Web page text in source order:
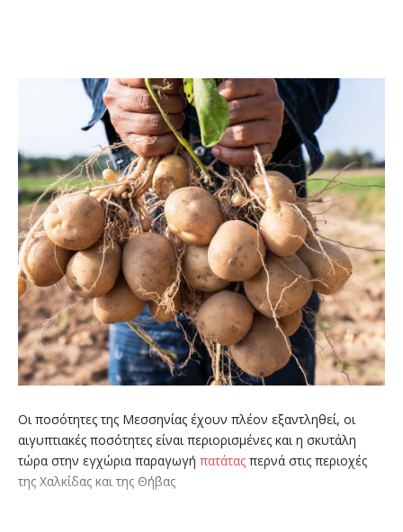
Οι ποσότητες της Μεσσηνίας έχουν πλέον εξαντληθεί, οι
αιγυπτιακές ποσότητες είναι περιορισμένες και η σκυτάλη
τώρα στην εγχώρια παραγωγή πατάτας περνά στις περιοχές
της Χαλκίδας και της Θήβας